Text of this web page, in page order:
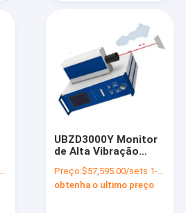
UBZD3000Y Monitor
de Alta Vibração
Doppler Laser
Personalizavel
Preço:$57,595.00/sets 1-9 sets
obtenha o ultimo preço